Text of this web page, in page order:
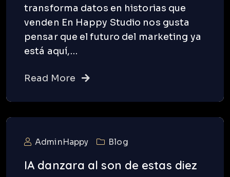
transforma datos en historias que
venden En Happy Studio nos gusta
pensar que el futuro del marketing ya
está aquí,…
Read More
AdminHappy Blog
IA danzara al son de estas diez